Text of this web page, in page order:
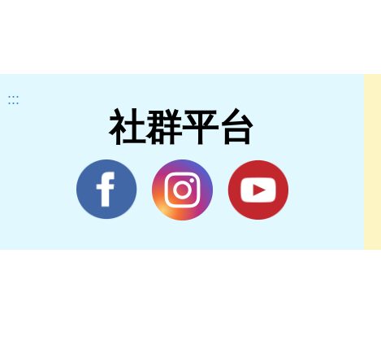
:::
社群平台